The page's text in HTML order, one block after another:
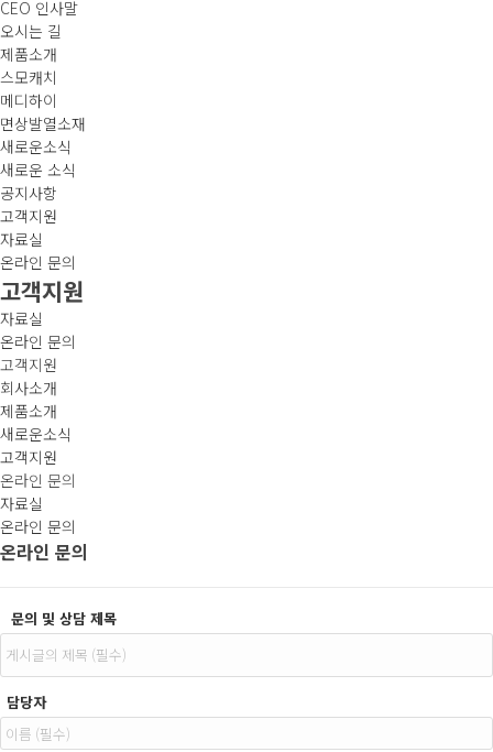
CEO 인사말
오시는 길
제품소개
스모캐치
메디하이
면상발열소재
새로운소식
새로운 소식
공지사항
고객지원
자료실
온라인 문의
고객지원
자료실
온라인 문의
고객지원
회사소개
제품소개
새로운소식
고객지원
온라인 문의
자료실
온라인 문의
온라인 문의
문의 및 상담 제목
담당자